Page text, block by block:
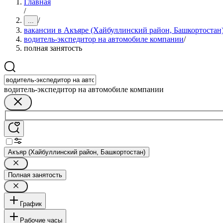
Главная
/
... /
вакансии в Акъяре (Хайбуллинский район,
водитель-экспедитор на автомобиле компании/
полная занятость
водитель-экспедитор на автомобиле компании
Акъяр (Хайбуллинский район, Башкортостан)
Полная занятость
График
Рабочие часы